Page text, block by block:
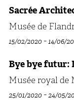
Sacrée
Musée de
15/02/2020-14/06/
Bye bye futur:
Musée royal de
25/01/2020-24/05/